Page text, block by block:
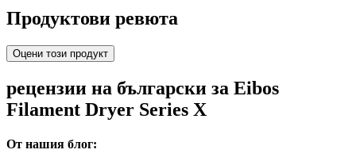
Продуктови ревюта
Оцени този продукт
рецензии на български за Eibos
Filament Dryer Series X
От нашия блог: